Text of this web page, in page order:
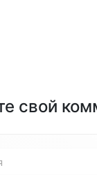
свой